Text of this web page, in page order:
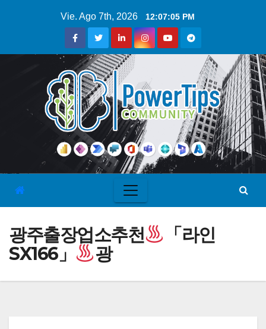
Vie. Ago 7th, 2026 12:07:06 PM
광주출장업소추천
「라인
SX166」
광